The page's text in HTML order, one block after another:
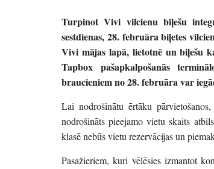
Turpinot Vivi vilcienu biļešu
sestdienas, 28. februāra biļetes
Vivi mājas lapā, lietotnē un biļešu
Tapbox pašapkalpošanās
braucieniem no 28. februāra var
Lai nodrošinātu ērtāku
nodrošināts pieejamo vietu skaits
klasē nebūs vietu rezervācijas un
Pasažieriem, kuri vēlēsies izmantot